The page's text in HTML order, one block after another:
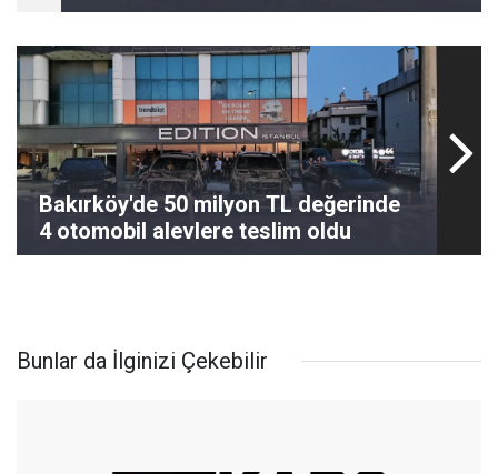
Bakırköy'de 50 milyon TL değerinde
4 otomobil alevlere teslim oldu
Bunlar da İlginizi Çekebilir